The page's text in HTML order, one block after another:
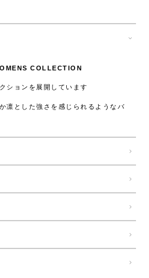
COLLECTION
ションを展開しています
凛とした強さを感じられるようなバ